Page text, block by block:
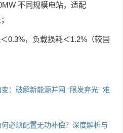
不同规模电站，适配
0.3%，负载损耗＜1.2% （较国
：破解新能源并网 “限发弃光” 难
必须配置无功补偿？深度解析与